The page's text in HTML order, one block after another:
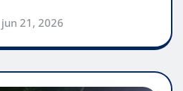
jun 21, 2026